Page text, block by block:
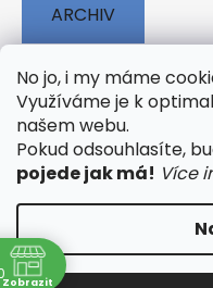
No jo, i my máme
Využíváme je k
našem webu.
Pokud odsouhlasíte,
pojede jak má! Více
ARCHIV
🟢 TECHNOLOGIE
🟢
Vytvořil
Zobrazit